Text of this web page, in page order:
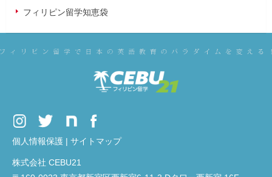
フィリピン留学知恵袋
個人情報保護 | サイトマップ
株式会社 CEBU21